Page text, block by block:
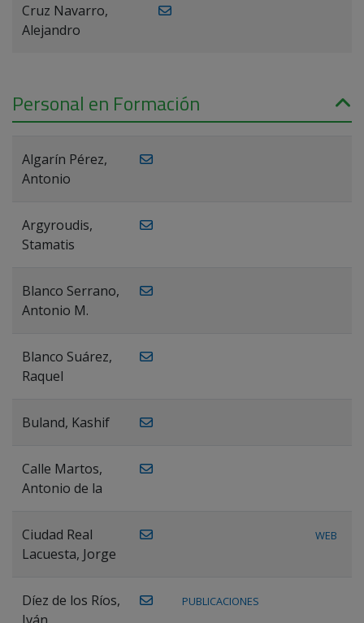
Cruz Navarro,
Alejandro
Personal en Formación
Algarín Pérez,
Antonio
Argyroudis,
Stamatis
Blanco Serrano,
Antonio M.
Blanco Suárez,
Raquel
Buland, Kashif
Calle Martos,
Antonio de la
Ciudad Real
Lacuesta, Jorge
WEB
Díez de los Ríos,
PUBLICACIONES